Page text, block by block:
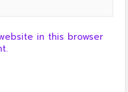
in this browser